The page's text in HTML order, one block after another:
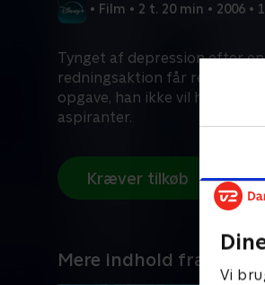
Vi
• Film • 2 t. 20 min • 2006 •
Tynget af depression efter
redningsaktion får redder Ben
opgave, han ikke vil have;
aspiranter.
Kræver tilkøb
Mere indhold fra